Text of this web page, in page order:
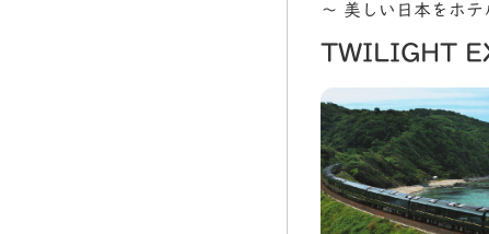
～ 美しい日本をホ
TWILIGHT